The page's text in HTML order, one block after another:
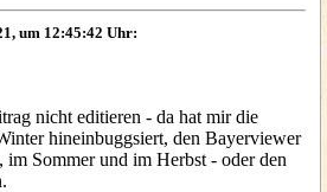
um 12:45:42 Uhr:
nicht editieren - da hat mir die
hineinbuggsiert, den Bayerviewer
Sommer und im Herbst - oder den